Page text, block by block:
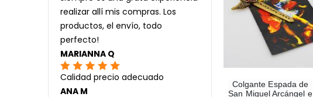
Colgante Espada de
San Miguel Arcángel e
realizar allí mis compras. Los
productos, el envío, todo
perfecto!
MARIANNA Q
Calidad precio adecuado
ANA M